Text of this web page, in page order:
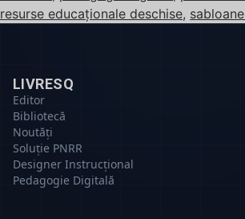
resurse educaționale deschise,
LIVRESQ
Editor
Bibliotecă
Noutăți
Soluție PNRR
Designer Instrucțional
Pedagogie Digitală